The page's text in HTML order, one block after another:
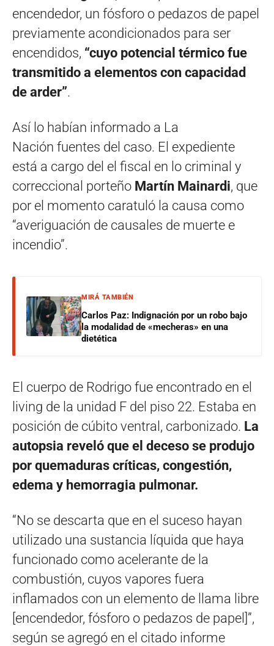
encendedor, un fósforo o pedazos de papel
previamente acondicionados para ser
encendidos, “cuyo potencial térmico fue
transmitido a elementos con capacidad
de arder”.
Así lo habían informado a La
Nación fuentes del caso. El expediente
está a cargo del el fiscal en lo criminal y
correccional porteño Martín Mainardi, que
por el momento caratuló la causa como
“averiguación de causales de muerte e
incendio”.
MIRÁ TAMBIÉN
Carlos Paz: Indignación por un robo bajo
la modalidad de «mecheras» en una
dietética
El cuerpo de Rodrigo fue encontrado en el
living de la unidad F del piso 22. Estaba en
posición de cúbito ventral, carbonizado. La
autopsia reveló que el deceso se produjo
por quemaduras críticas, congestión,
edema y hemorragia pulmonar.
“No se descarta que en el suceso hayan
utilizado una sustancia líquida que haya
funcionado como acelerante de la
combustión, cuyos vapores fuera
inflamados con un elemento de llama libre
[encendedor, fósforo o pedazos de papel]”,
según se agregó en el citado informe